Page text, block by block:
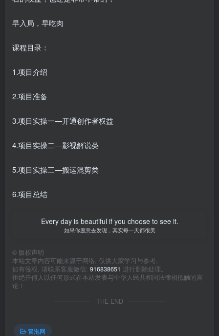
早入局，早吃肉
课程目录：
1.项目介绍
2.项目准备
3.项目实操一—开通创作者权益
4.项目实操二—影视解说类
5.项目实操三—搬运混剪类
6.项目总结
Every day is beautiful if you choose to see it.
如果你愿意去发现，其实每一天都很美
© 版权声明
本站文章内容可能来源于网络, 仅供大家学习与参考,
如有侵权, 请联系客服微信: 916838651 进行删除处理。
拒绝任何人以任何形式在本站发表与中华人民共和国法律相抵触的言
论！
THE END
冒泡网